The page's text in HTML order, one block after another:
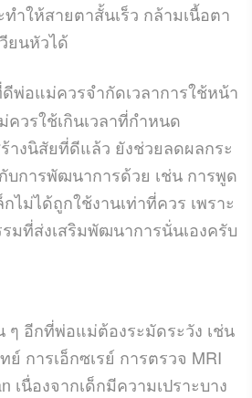
ำให้สายตาสั้นเร็ว กล้ามเนื้อตา
ยนหัวได้
พ่อแม่ควรจำกัดเวลาการใช้หน้า
วรใช้เกินเวลาที่กำหนด
างนิสัยที่ดีแล้ว ยังช่วยลดผลกระ
บการพัฒนาการด้วย เช่น การพูด
ไม่ได้ถูกใช้งานเท่าที่ควร เพราะ
มที่ส่งเสริมพัฒนาการนั่นเองครับ
ๆ อีกที่พ่อแม่ต้องระมัดระวัง เช่น
การเอ็กซเรย์ การตรวจ MRI
เนื่องจากเด็กมีความเปราะบาง